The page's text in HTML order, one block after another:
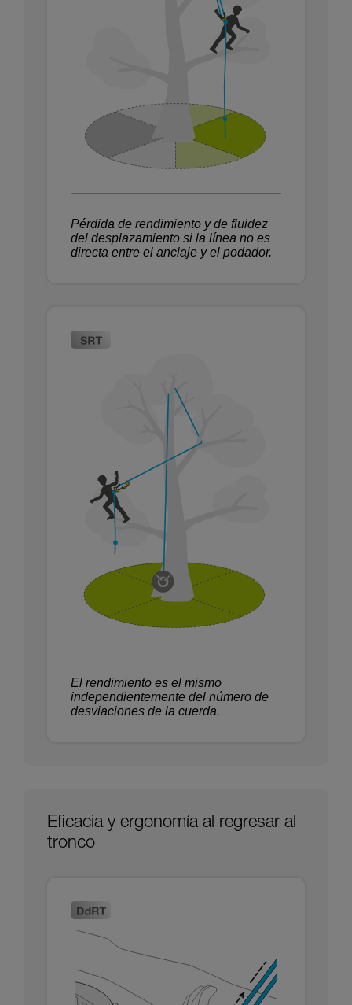
Pérdida de rendimiento y de fluidez
del desplazamiento si la línea no es
directa entre el anclaje y el podador.
El rendimiento es el mismo
independientemente del número de
desviaciones de la cuerda.
Eficacia y ergonomía al regresar al
tronco